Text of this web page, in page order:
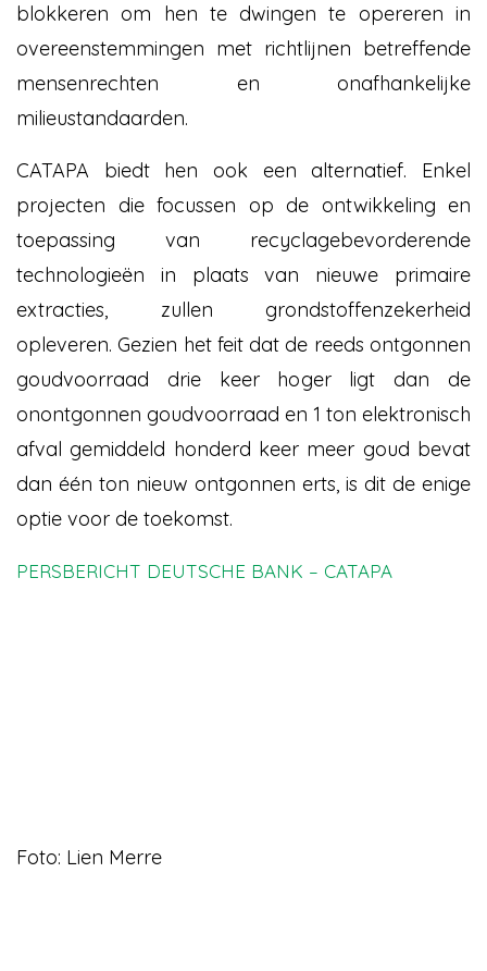
blokkeren om hen te dwingen te opereren in
overeenstemmingen met richtlijnen betreffende
mensenrechten en onafhankelijke
milieustandaarden.
CATAPA biedt hen ook een alternatief. Enkel
projecten die focussen op de ontwikkeling en
toepassing van recyclagebevorderende
technologieën in plaats van nieuwe primaire
extracties, zullen grondstoffenzekerheid
opleveren. Gezien het feit dat de reeds ontgonnen
goudvoorraad drie keer hoger ligt dan de
onontgonnen goudvoorraad en 1 ton elektronisch
afval gemiddeld honderd keer meer goud bevat
dan één ton nieuw ontgonnen erts, is dit de enige
optie voor de toekomst.
PERSBERICHT DEUTSCHE BANK – CATAPA
Foto: Lien Merre